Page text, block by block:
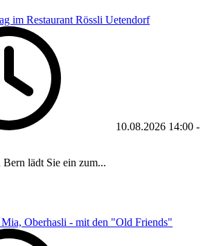
im Restaurant Rössli Uetendorf
10.08.2026 14:00 -
lädt Sie ein zum...
Mia, Oberhasli - mit den "Old Friends"